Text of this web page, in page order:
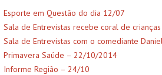
Esporte em Questão do dia 12/07
Sala de Entrevistas recebe coral de
Sala de Entrevistas com o comediante
Primavera Saúde – 22/10/2014
Informe Região – 24/10